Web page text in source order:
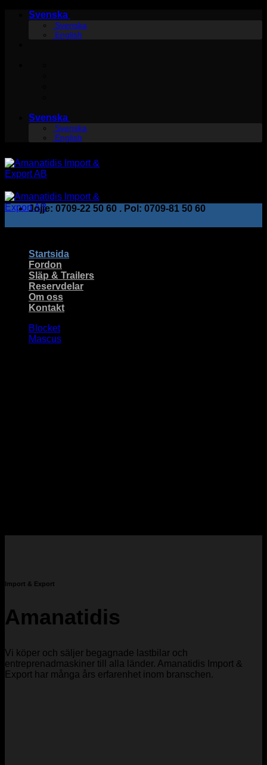
Svenska
Svenska
English
Svenska
Svenska
English
Startsida
Fordon
Släp & Trailers
Reservdelar
Om oss
Kontakt
Blocket
Mascus
Jojje: 0709-22 50 60 . Pol: 0709-81 50 60
Import & Export
Amanatidis
Vi köper och säljer begagnade lastbilar och
entreprenadmaskiner till alla länder. Amanatidis Import &
Export har många års erfarenhet inom branschen.